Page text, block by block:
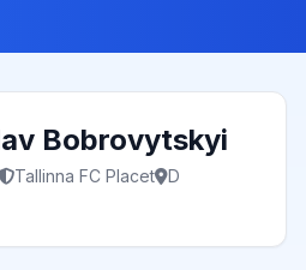
Bobrovytskyi
Tallinna FC Placet D